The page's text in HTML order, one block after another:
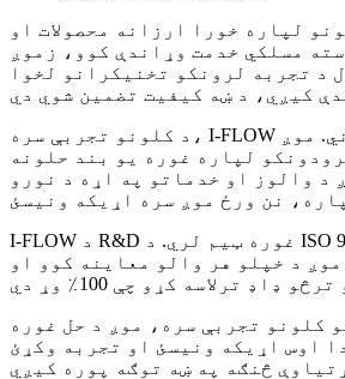
لپاره خورا ارزانه محصولات او
مسلکي خدمت وړاندې کوو، زموږ
د تجربه لرونکو تخنیکرانو لخوا
د کلونو تجربې سره، I-FLOW بازار ښه پیژني. موږ
لپاره غوره یو بند حلونه
د والوز او خدماتو په اړه د نورو
I-FLOW د R&D غوره ټیم لري. د ISO 9001 لاندې په کلکه
د خپلو هر والو معاینه کوو او
کلونو تجربې سره، موږ د حل غوره
اوس اړیکه ونیسئ او تجربه وکړئ